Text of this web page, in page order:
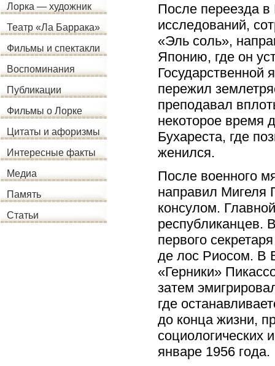
Лорка — художник
Театр «Ла Баррака»
Фильмы и спектакли
Воспоминания
Публикации
Фильмы о Лорке
Цитаты и афоризмы
Интересные факты
Медиа
Память
Статьи
После переезда в
исследований,
«Эль соль»,
Японию, где он
Государственной
пережил
преподавал
некоторое время
Бухареста, где
женился.
После военного
направил Мигеля
консулом.
республиканцев.
первого
де лос Риосом. В
«Герники»
затем
где
до конца жизни,
январе 1956 года.